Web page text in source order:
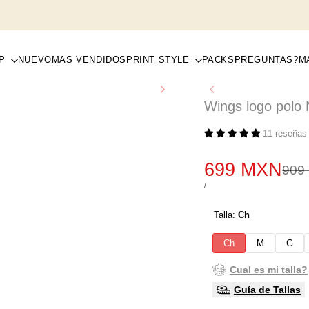
NUEVO MAS VENDIDOS PRINT STYLE PACKS PREGUNTAS?
Wings logo polo
11 reseñas
909
Precio
de
venta
699 MXN
PRECIO
/POR
Talla: Ch
Ch M G
Cual es mi talla?
Guía de Tallas